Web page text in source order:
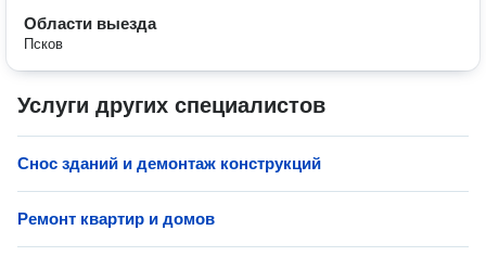
Области выезда
Псков
Услуги других специалистов
Снос зданий и демонтаж конструкций
Ремонт квартир и домов